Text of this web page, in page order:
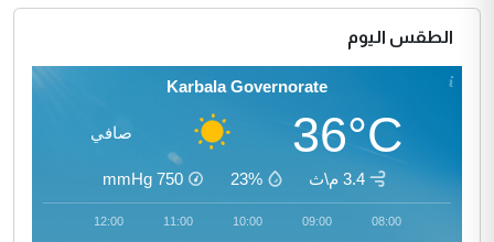
الطقس اليوم
Karbala Governorate
36°C صافي
3.4 م\ث 23%
750
mmHg
08:00
09:00
10:00
11:00
12:00